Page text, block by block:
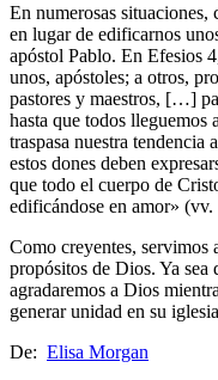
En numerosas situaciones,
en lugar de edificarnos
apóstol Pablo. En Efesios
unos, apóstoles; a otros,
pastores y maestros, […]
hasta que todos
traspasa nuestra tendencia
estos dones deben
que todo el cuerpo de
edificándose en amor» (vv.
Como creyentes, servimos
propósitos de Dios. Ya sea
agradaremos a Dios
generar unidad en su
De: Elisa Morgan